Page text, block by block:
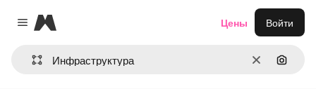
Close menu
Magnific
ОчиститьПоиск
Цены Войти